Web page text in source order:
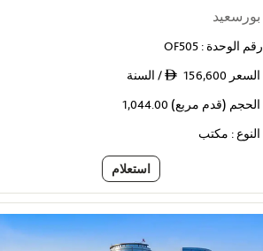
بورسعيد
رقم الوحدة : OF505
السعر ê 156,600 / السنة
الحجم (قدم مربع) 1,044.00
النوع : مكتب
استعلام